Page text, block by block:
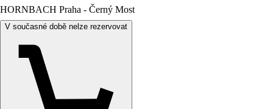
HORNBACH Praha - Černý Most
V současné době nelze rezervovat